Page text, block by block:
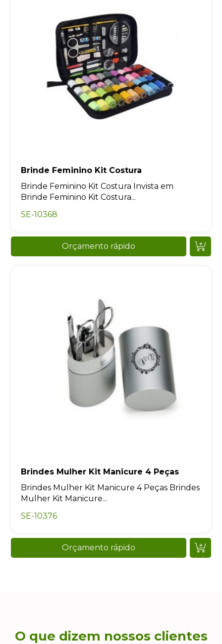
Brinde Feminino Kit Costura
Brinde Feminino Kit Costura Invista em
Brinde Feminino Kit Costura...
SE-10368
Orçamento rápido
Brindes Mulher Kit Manicure 4 Peças
Brindes Mulher Kit Manicure 4 Peças Brindes
Mulher Kit Manicure...
SE-10376
Orçamento rápido
O que dizem nossos clientes